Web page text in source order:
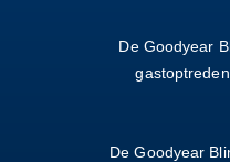
De Goodyear
De Goodyear